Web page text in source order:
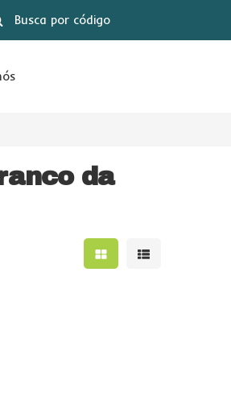
da
Mostrar resultados
Mostrar